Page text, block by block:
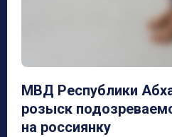
МВД Республики
розыск
на россиянку